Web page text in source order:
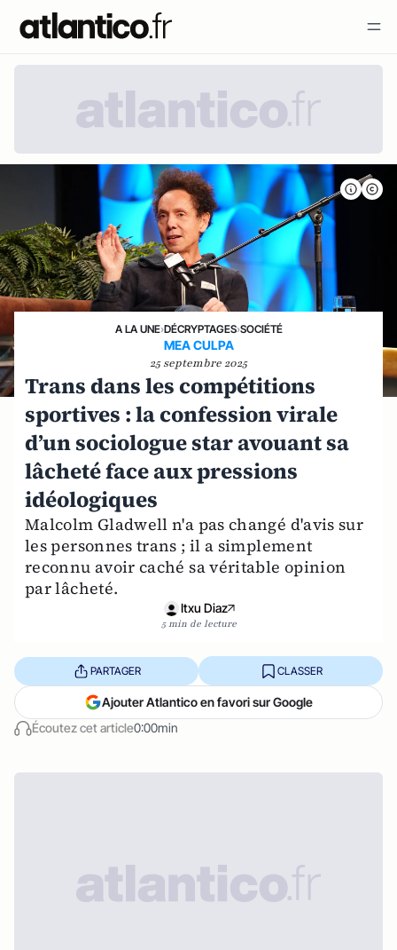
A LA UNE›DÉCRYPTAGES›SOCIÉTÉ
MEA CULPA
25 septembre 2025
Trans dans les compétitions
sportives : la confession virale
d’un sociologue star avouant sa
lâcheté face aux pressions
idéologiques
Malcolm Gladwell n'a pas changé d'avis sur
les personnes trans ; il a simplement
reconnu avoir caché sa véritable opinion
par lâcheté.
Itxu Diaz
5 min de lecture
Écoutez cet article0:00min
PARTAGER CLASSER
Ajouter Atlantico en favori sur Google